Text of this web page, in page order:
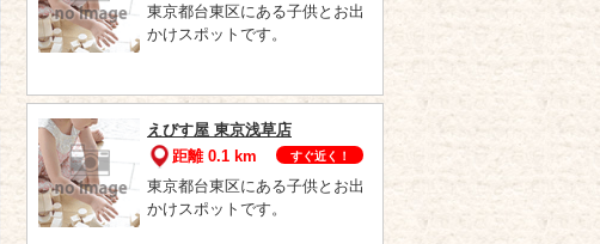
東京都台東区にある子供とお出
かけスポットです。
えびす屋 東京浅草店
距離 0.1 km
すぐ近く！
東京都台東区にある子供とお出
かけスポットです。